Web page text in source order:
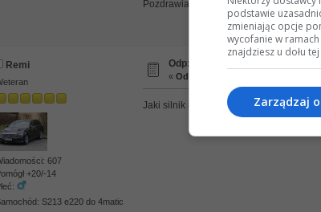
Pozdrawiam
Remi
607
+20/-14
S213 e220 do 4matic
Odp: Spalanie, Mercedes W212...
« Odpowiedź #85 dnia:
Jaki silnik i skrzynia?
podstawie
zmieniając opcje
wycofanie w
znajdziesz u dołu
Zarządzaj